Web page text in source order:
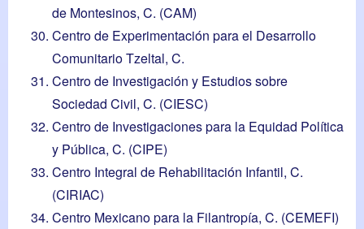
de Montesinos, C. (CAM)
Centro de Experimentación para el Desarrollo
Comunitario Tzeltal, C.
Centro de Investigación y Estudios sobre
Sociedad Civil, C. (CIESC)
Centro de Investigaciones para la Equidad Política
y Pública, C. (CIPE)
Centro Integral de Rehabilitación Infantil, C.
(CIRIAC)
Centro Mexicano para la Filantropía, C. (CEMEFI)